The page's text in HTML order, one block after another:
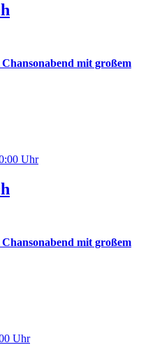
mit großem
Uhr
mit großem
Uhr